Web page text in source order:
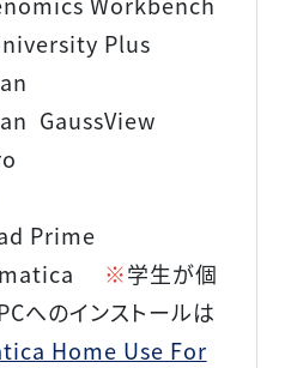
Plus
GaussView
Prime
※学生が個
へのインストールは
Home Use For